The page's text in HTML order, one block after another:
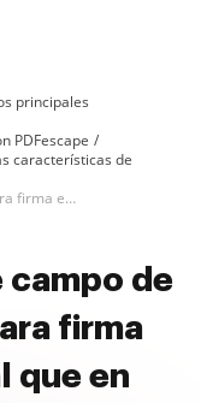
principales
PDFescape
características de
Insertar botón de campo de fórmula en PDF para firma electrónica como en PDFescape
campo de
firma
que en